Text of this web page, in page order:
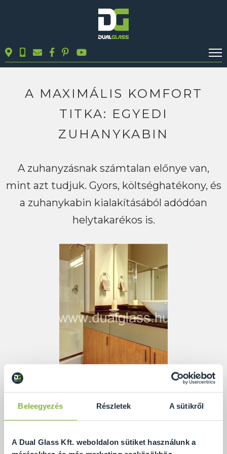
Beleegyezés Részletek A sütikről
A Dual Glass Kft. weboldalon sütiket használunk a
TERMÉKEK
Keresés
A MAXIMÁLIS KOMFORT
TITKA: EGYEDI
ZUHANYKABIN
A zuhanyzásnak számtalan előnye van,
mint azt tudjuk. Gyors, költséghatékony, és
a zuhanykabin kialakításából adódóan
helytakarékos is.
A zuhanyzásnak számtalan előnye van, mint azt
tudjuk. Gyors, költséghatékony, és azuhanykabin
kialakításából adódóan helytakarékos is. De mi a
helyzet a komforttal? Nos, egy átlagoszuhanykabin